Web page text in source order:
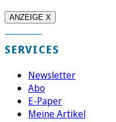
ANZEIGE X
SERVICES
Newsletter
Abo
E-Paper
Meine Artikel